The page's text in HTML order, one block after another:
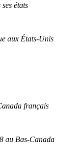
états
aux États-Unis
français
au Bas-Canada